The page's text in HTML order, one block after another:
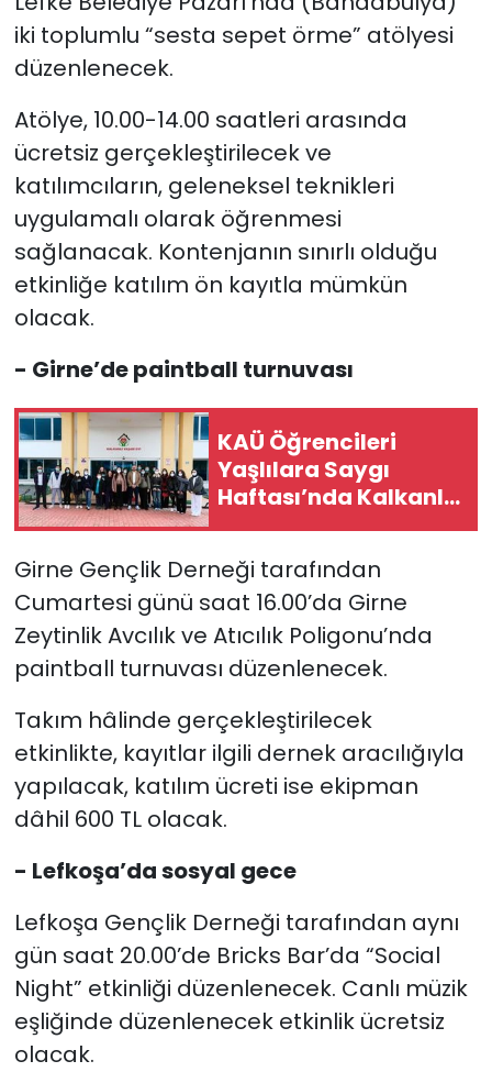
iki toplumlu “sesta sepet örme” atölyesi
düzenlenecek.
Atölye, 10.00-14.00 saatleri arasında
ücretsiz gerçekleştirilecek ve
katılımcıların, geleneksel teknikleri
uygulamalı olarak öğrenmesi
sağlanacak. Kontenjanın sınırlı olduğu
etkinliğe katılım ön kayıtla mümkün
olacak.
- Girne’de paintball turnuvası
KAÜ Öğrencileri
Yaşlılara Saygı
Haftası’nda Kalkanlı
Yaşam Evi’ni ziyaret
Girne Gençlik Derneği tarafından
Cumartesi günü saat 16.00’da Girne
Zeytinlik Avcılık ve Atıcılık Poligonu’nda
paintball turnuvası düzenlenecek.
Takım hâlinde gerçekleştirilecek
etkinlikte, kayıtlar ilgili dernek aracılığıyla
yapılacak, katılım ücreti ise ekipman
dâhil 600 TL olacak.
- Lefkoşa’da sosyal gece
Lefkoşa Gençlik Derneği tarafından aynı
gün saat 20.00’de Bricks Bar’da “Social
Night” etkinliği düzenlenecek. Canlı müzik
eşliğinde düzenlenecek etkinlik ücretsiz
olacak.